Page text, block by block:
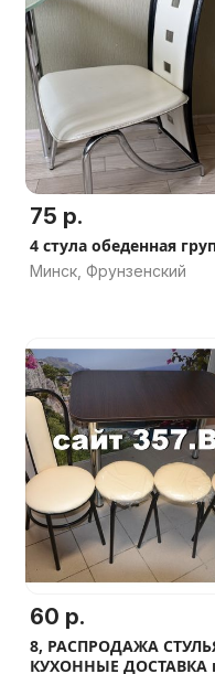
75 р.
4 стула обеденная
Минск, Фрунзенский
60 р.
8, РАСПРОДАЖА
КУХОННЫЕ ДОСТАВКА